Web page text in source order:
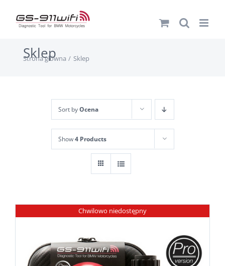
Sklep
Strona główna Sklep
Sort byOcena
Show4 Products
Chwilowo niedostępny